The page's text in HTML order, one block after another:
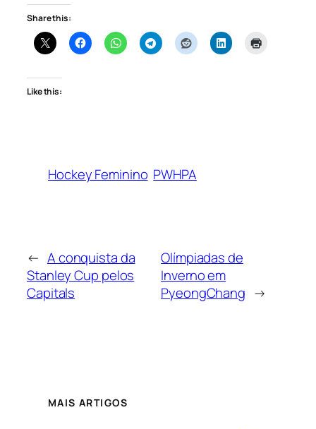
Share this:
Like this:
Hockey Feminino PWHPA
← A conquista da
Stanley Cup pelos
Capitals
Olímpiadas de
Inverno em
PyeongChang →
MAIS ARTIGOS